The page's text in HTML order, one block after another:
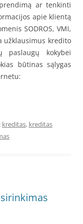
ar tenkinti
apie klientą
SODROS, VMI,
užklausimus kredito
paslaugų kokybei
būtinas sąlygas
kreditas, kreditas